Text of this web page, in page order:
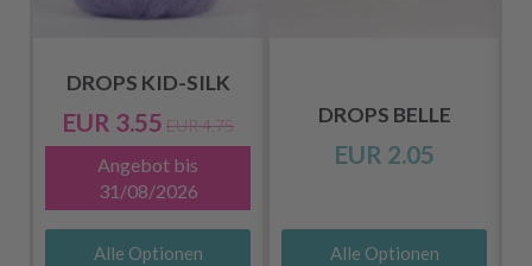
DROPS KID-SILK
EUR 3.55 EUR 4.75
Angebot bis
31/08/2026
Alle Optionen
DROPS BELLE
EUR 2.05
Alle Optionen